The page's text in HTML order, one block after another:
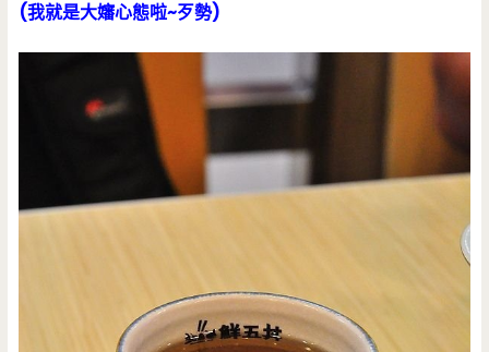
(我就是大嬸心態啦~歹勢)